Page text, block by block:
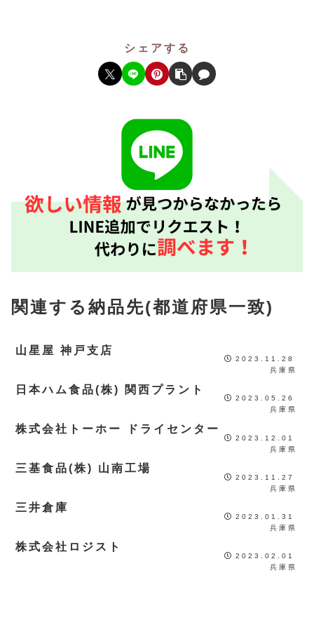
シェアする
関連する納品先(都道府県一致)
山星屋 神戸支店
2023.11.28
兵庫県
日本ハム食品(株) 関西プラント
2023.05.26
兵庫県
株式会社トーホー ドライセンター
2023.12.01
兵庫県
三基食品(株) 山南工場
2023.11.27
兵庫県
三井倉庫
2023.01.31
兵庫県
株式会社ロジスト
2023.02.01
兵庫県